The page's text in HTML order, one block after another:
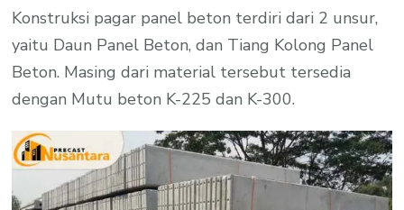
Konstruksi pagar panel beton terdiri dari 2 unsur,
yaitu Daun Panel Beton, dan Tiang Kolong Panel
Beton. Masing dari material tersebut tersedia
dengan Mutu beton K-225 dan K-300.